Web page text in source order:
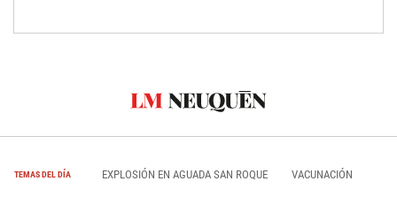
TEMAS DEL DÍA EXPLOSIÓN EN AGUADA SAN ROQUE VACUNACIÓN